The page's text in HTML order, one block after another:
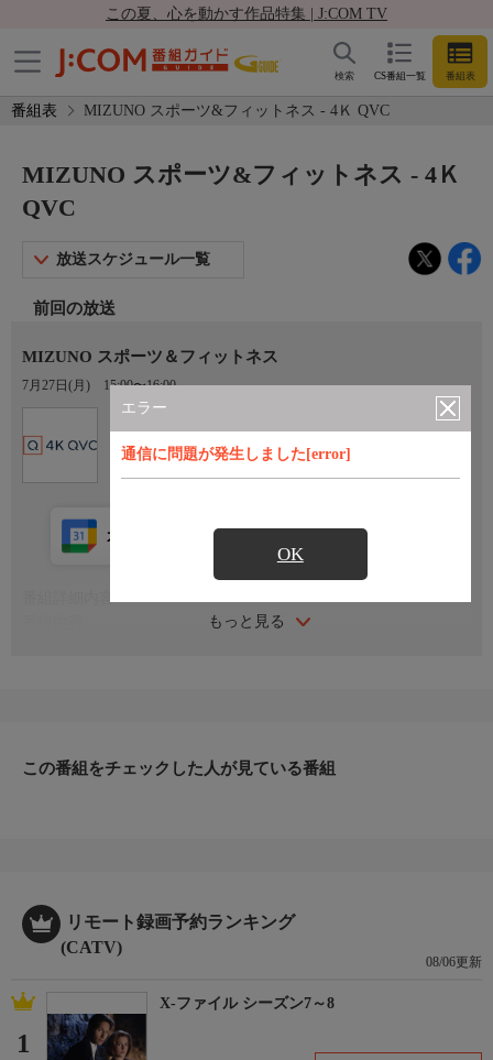
この夏、心を動かす作品特集 | J:COM TV
CS番組一覧 番組表
検索
番組表 MIZUNO スポーツ&フィットネス - 4Ｋ QVC
エラー
通信に問題が発生しました[error]
OK
MIZUNO スポーツ&フィットネス - 4Ｋ
QVC
放送スケジュール一覧
前回の放送
MIZUNO スポーツ＆フィットネス
7月27日(月) 15:00〜16:00
もっと見る
カレンダー登録 アプリ視聴
この番組をチェックした人が見ている番組
リモート録画予約ランキング
(CATV)
08/06更新
1
X-ファイル シーズン7～8